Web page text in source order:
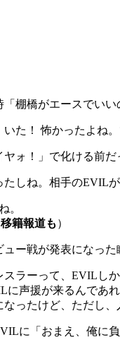
棚橋がエースでい
た！ 怖かったよね。
ォ！」で化ける前
しね。相手のEVIL
。
籍報道も ）
ー戦が発表になった
ラーって、 EVIL し
に声援が来るんであ
ったけど、ただし
に「おまえ、俺に